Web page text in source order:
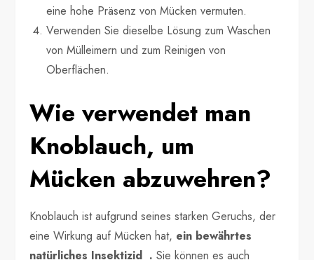
eine hohe Präsenz von Mücken vermuten.
Verwenden Sie dieselbe Lösung zum Waschen
von Mülleimern und zum Reinigen von
Oberflächen.
Wie verwendet man
Knoblauch, um
Mücken abzuwehren?
Knoblauch ist aufgrund seines starken Geruchs, der
eine Wirkung auf Mücken hat, ein bewährtes
natürliches Insektizid .Sie können es auch